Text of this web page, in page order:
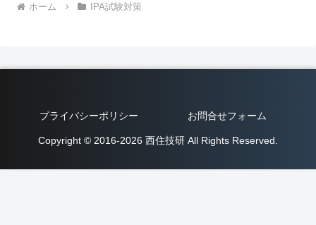
ホーム IPA試験対策
プライバシーポリシー お問合せフォーム
Copyright © 2016-2026 西住技研 All Rights Reserved.